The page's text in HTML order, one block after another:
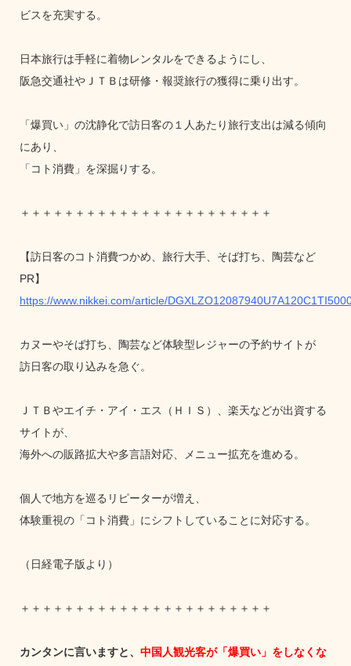
ビスを充実する。
日本旅行は手軽に着物レンタルをできるようにし、
阪急交通社やＪＴＢは研修・報奨旅行の獲得に乗り出す。
「爆買い」の沈静化で訪日客の１人あたり旅行支出は減る傾向
にあり、
「コト消費」を深掘りする。
＋＋＋＋＋＋＋＋＋＋＋＋＋＋＋＋＋＋＋＋＋＋＋
【訪日客のコト消費つかめ、旅行大手、そば打ち、陶芸など
PR】
https://www.nikkei.com/article/
カヌーやそば打ち、陶芸など体験型レジャーの予約サイトが
訪日客の取り込みを急ぐ。
ＪＴＢやエイチ・アイ・エス（ＨＩＳ）、楽天などが出資する
サイトが、
海外への販路拡大や多言語対応、メニュー拡充を進める。
個人で地方を巡るリピーターが増え、
体験重視の「コト消費」にシフトしていることに対応する。
（日経電子版より）
＋＋＋＋＋＋＋＋＋＋＋＋＋＋＋＋＋＋＋＋＋＋＋
カンタンに言いますと、 中国人観光客が「爆買い」をしなくな